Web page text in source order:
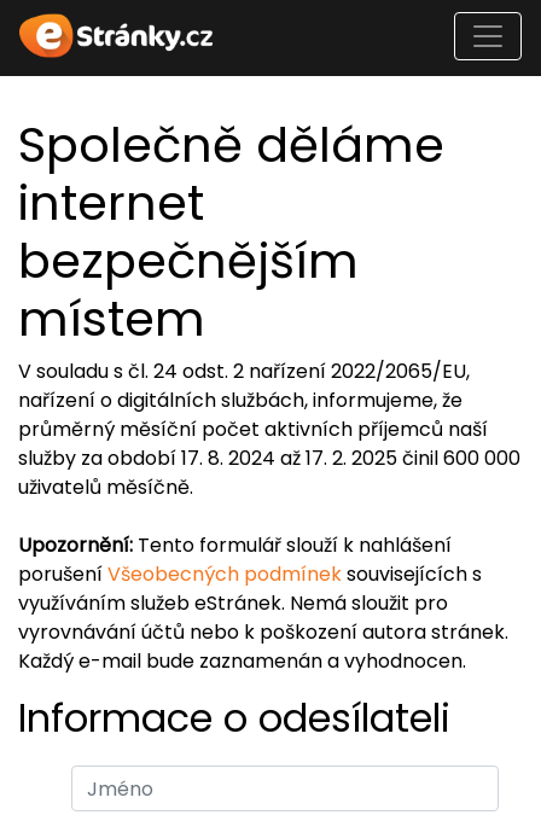
Společně děláme
internet
bezpečnějším
místem
V souladu s čl. 24 odst. 2 nařízení 2022/2065/EU,
nařízení o digitálních službách, informujeme, že
průměrný měsíční počet aktivních příjemců naší
služby za období 17. 8. 2024 až 17. 2. 2025 činil 600 000
uživatelů měsíčně.
Upozornění: Tento formulář slouží k nahlášení
porušeníVšeobecných podmíneksouvisejících s
využíváním služeb eStránek. Nemá sloužit pro
vyrovnávání účtů nebo k poškození autora stránek.
Každý e-mail bude zaznamenán a vyhodnocen.
Informace o odesílateli